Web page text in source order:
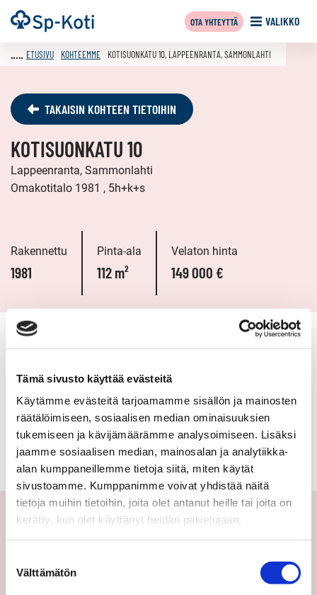
Tämä sivusto käyttää evästeitä
Käytämme evästeitä tarjoamamme sisällön ja mainosten
räätälöimiseen, sosiaalisen median ominaisuuksien
tukemiseen ja kävijämäärämme analysoimiseen. Lisäksi
jaamme sosiaalisen median, mainosalan ja analytiikka-
alan kumppaneillemme tietoja siitä, miten käytät
sivustoamme. Kumppanimme voivat yhdistää näitä
tietoja muihin tietoihin, joita olet antanut heille tai joita on
kerätty, kun olet käyttänyt heidän palvelujaan.
valinta
Välttämätön
Siirry
sisältöön
Etusivu VALIKKO
OTA YHTEYTTÄ
ETUSIVU KOHTEEMME KOTISUONKATU 10, LAPPEENRANTA, SAMMONLAHTI
TAKAISIN KOHTEEN TIETOIHIN
KOTISUONKATU 10
Lappeenranta, Sammonlahti
Omakotitalo 1981 , 5h+k+s
Rakennettu
1981
Pinta-ala
112 m²
Velaton hinta
149 000 €
TAKAISIN KOHTEEN TIETOIHIN
Välittäjämme